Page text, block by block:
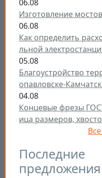
06.08
Изготовление
06.08
Как определить
льной
05.08
Благоустройство
опавловске-
04.08
Концевые фрезы
ица размеров,
Последние
предложения